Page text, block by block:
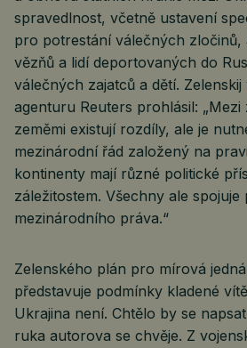
spravedlnost, včetně ustavení
pro potrestání válečných zločinů,
vězňů a lidí deportovaných do
válečných zajatců a dětí.
agenturu Reuters prohlásil: „Mezi
zeměmi existují rozdíly, ale je
mezinárodní řád založený na
kontinenty mají různé politické
záležitostem. Všechny ale spojuje
mezinárodního práva.“
Zelenského plán pro mírová
představuje podmínky kladené
Ukrajina není. Chtělo by se napsat
ruka autorova se chvěje. Z